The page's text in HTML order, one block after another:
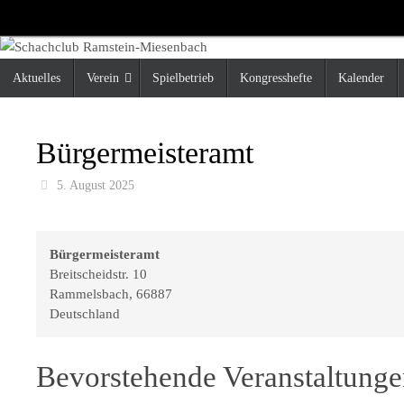
Inhalt
springen
Inhalt
Aktuelles Verein Spielbetrieb Kongresshefte Kalender
Bürgermeisteramt
5. August 2025
Bürgermeisteramt
Breitscheidstr. 10
Rammelsbach, 66887
Deutschland
Bevorstehende